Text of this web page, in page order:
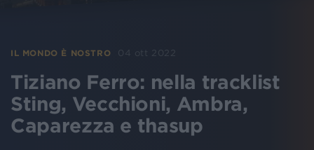
IL MONDO È NOSTRO 04 ott 2022
Tiziano Ferro: nella tracklist
Sting, Vecchioni, Ambra,
Caparezza e thasup